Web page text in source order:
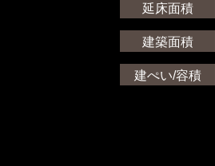
延床面積
建築面積
建ぺい/容積